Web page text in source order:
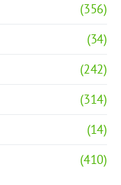
(356)
(34)
(242)
(314)
(14)
(410)